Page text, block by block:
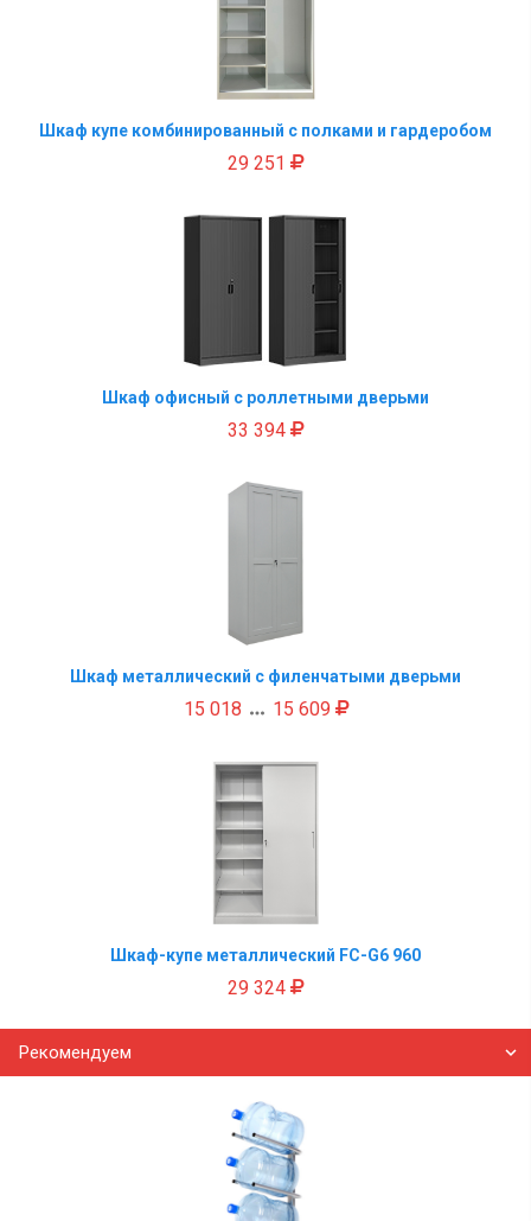
Шкаф купе комбинированный с полками и гардеробом
29 251
Шкаф офисный с роллетными дверьми
33 394
Шкаф металлический с филенчатыми дверьми
15 018  15 609
Шкаф-купе металлический FC-G6 960
29 324
Рекомендуем